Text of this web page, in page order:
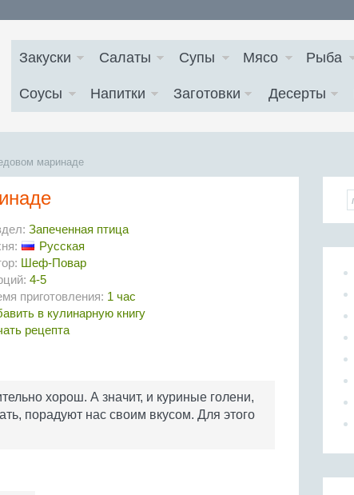
Закуски Салаты Супы Мясо Рыба
Соусы Напитки Заготовки Десерты
маринаде
Запеченная птица
Русская
Шеф-Повар
4-5
приготовления: 1 час
в кулинарную книгу
рецепта
хорош. А значит, и куриные голени,
порадуют нас своим вкусом. Для этого